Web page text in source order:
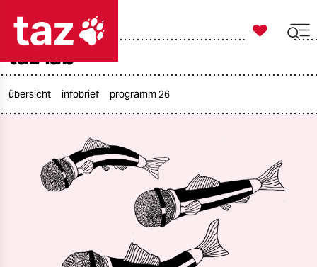
taz zahl ich
politik

taz zahl ich
taz lab
übersicht infobrief programm 26